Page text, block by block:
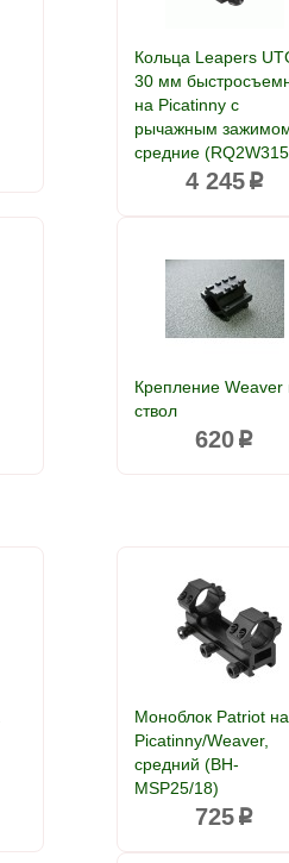
Кольца Leapers
30 мм
на Picatinny с
рычажным
средние
4 245p
Крепление Weaver
ствол
620 p
Моноблок Patriot на
Picatinny/Weaver,
средний (BH-
MSP25/18)
725 p